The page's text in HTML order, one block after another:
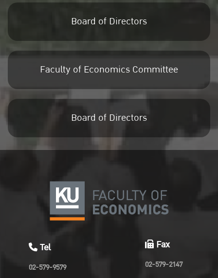
Board of Directors
Faculty of Economics Committee
Board of Directors
Tel
02-579-9579
Fax
02-579-2147